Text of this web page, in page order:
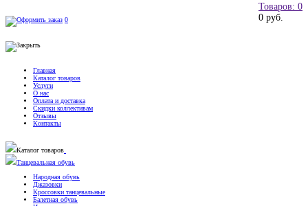
Товаров: 0
0 руб.
0
Главная
Каталог товаров
Услуги
О нас
Оплата и доставка
Скидки коллективам
Отзывы
Контакты
Каталог товаров
Танцевальная обувь
Народная обувь
Джазовки
Кроссовки танцевальные
Балетная обувь